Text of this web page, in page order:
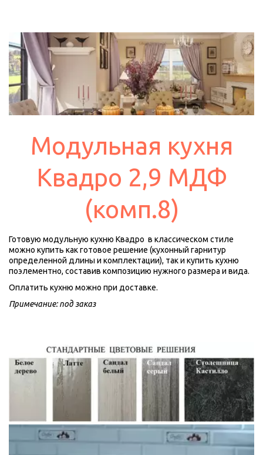
Модульная кухня
Квадро 2,9 МДФ
(комп.8)
Готовую модульную кухню Квадро  в классическом стиле
можно купить как готовое решение (кухонный гарнитур
определенной длины и комплектации), так и купить кухню
поэлементно, составив композицию нужного размера и вида.
Оплатить кухню можно при доставке.
Примечание: под заказ